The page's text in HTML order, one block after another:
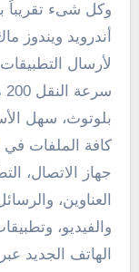
وكل شىء تقريباً
لأرسال
بلوتوث، سهل
كافة الملفات في
جهاز الاتصال،
العناوين،
والفيديو،
الهاتف الجديد